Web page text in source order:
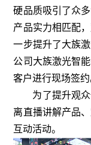
硬品质吸引了众
产品实力相匹配
一步提升了大族
公司大族激光智
客户进行现场签约
为了提升观
离直播讲解产品
互动活动。